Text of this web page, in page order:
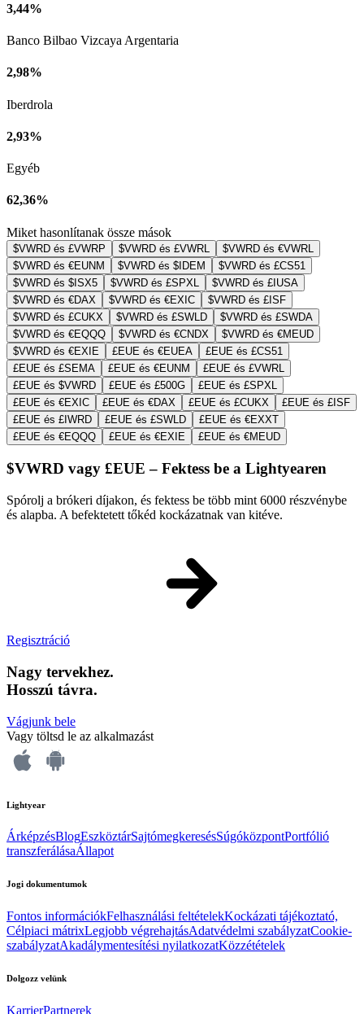
3,44%
Banco Bilbao Vizcaya Argentaria
2,98%
Iberdrola
2,93%
Egyéb
62,36%
Miket hasonlítanak össze mások
$VWRD és £VWRP $VWRD és £VWRL
$VWRD és €VWRL
$VWRD és €EUNM
$VWRD és $IDEM
$VWRD és £CS51
$VWRD és $ISX5
$VWRD és £SPXL
$VWRD és £IUSA
$VWRD és €DAX
$VWRD és €EXIC
$VWRD és £ISF
$VWRD és £CUKX
$VWRD és £SWLD
$VWRD és £SWDA
$VWRD és €EQQQ
$VWRD és €CNDX
$VWRD és €MEUD
$VWRD és €EXIE
£EUE és €EUEA
£EUE és £CS51
£EUE és £SEMA
£EUE és €EUNM
£EUE és £VWRL
£EUE és $VWRD
£EUE és £500G
£EUE és £SPXL
£EUE és €EXIC
£EUE és €DAX £EUE és £CUKX
£EUE és £ISF
£EUE és £IWRD
£EUE és £SWLD
£EUE és €EXXT
£EUE és €EQQQ
£EUE és €EXIE £EUE és €MEUD
$VWRD vagy £EUE – Fektess be a Lightyearen
Spórolj a brókeri díjakon, és fektess be több mint 6000 részvénybe
és alapba. A befektetett tőkéd kockázatnak van kitéve.
Regisztráció
Nagy tervekhez.
Hosszú távra.
Vágjunk bele
Vagy töltsd le az alkalmazást
Lightyear
ÁrképzésBlogEszköztárSajtómegkeresésSúgóközpontPortfólió
transzferálásaÁllapot
Jogi dokumentumok
Fontos információkFelhasználási feltételekKockázati tájékoztató,
Célpiaci mátrixLegjobb végrehajtásAdatvédelmi szabályzatCookie-
szabályzatAkadálymentesítési nyilatkozatKözzétételek
Dolgozz velünk
KarrierPartnerek